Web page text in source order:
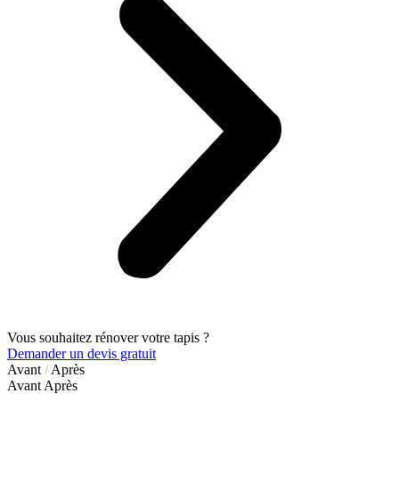
Vous souhaitez rénover votre tapis ?
Demander un devis gratuit
Avant /Après
Avant Après